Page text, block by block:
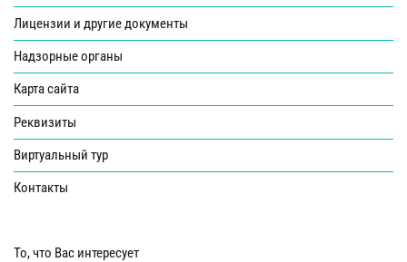
Лицензии и другие документы
Надзорные органы
Карта сайта
Реквизиты
Виртуальный тур
Контакты
То, что Вас интересует